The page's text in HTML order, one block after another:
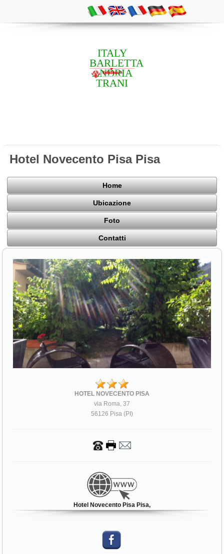
ITALY
BARLETTA
ANDRIA
TRANI
Hotel Novecento Pisa Pisa
Home
Ubicazione
Foto
Contatti
HOTEL NOVECENTO PISA
via Roma, 37
56126 Pisa (PI)
Hotel Novecento Pisa Pisa,